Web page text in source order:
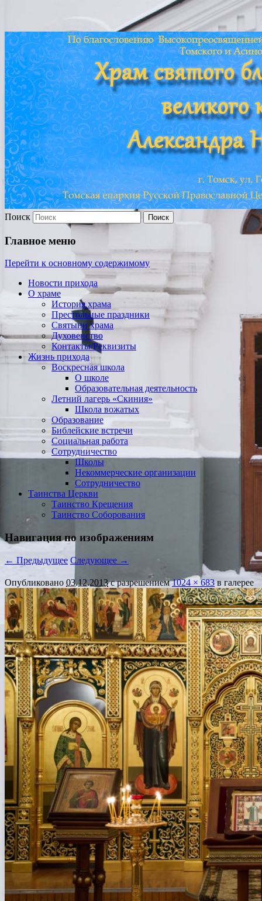
Храм св. Александра
Невского г. Томска
Поиск
Главное меню
Перейти к основному содержимому
Новости прихода
О храме
История храма
Престольные праздники
Святыни храма
Духовенство
Контакты/Реквизиты
Жизнь прихода
Воскресная школа
О школе
Образовательная деятельность
Летний лагерь «Скиния»
Школа вожатых
Образование
Библейские встречи
Социальная работа
Сотрудничество
Школы
Некоммерческие организации
Сотрудничество
Таинства Церкви
Таинство Крещения
Таинство Соборования
Навигация по изображениям
← Предыдущее Следующее →
Опубликовано 03.12.2013с разрешением1024 × 683в галерее